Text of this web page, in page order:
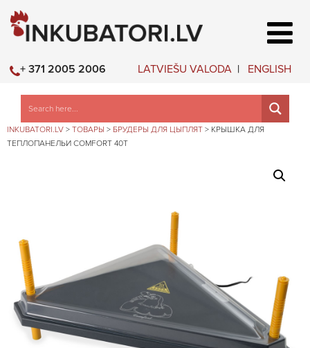
LATVIEŠU VALODA ENGLISH
+ 371 2005 2006
INKUBATORI.LV > ТОВАРЫ > БРУДЕРЫ ДЛЯ ЦЫПЛЯТ > КРЫШКА ДЛЯ
ТЕПЛОПАНЕЛЬИ COMFORT 40T